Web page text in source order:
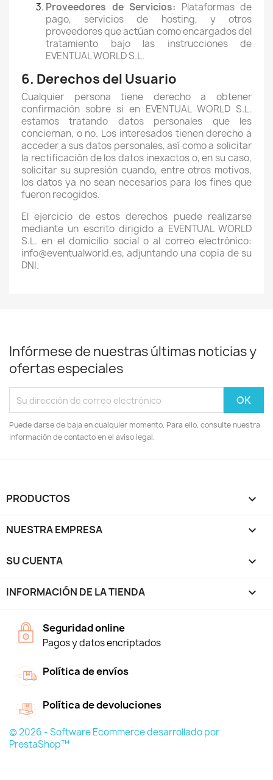
Proveedores de Servicios: Plataformas de
pago, servicios de hosting, y otros
proveedores que actúan como encargados del
tratamiento bajo las instrucciones de
EVENTUAL WORLD S.L.
6. Derechos del Usuario
Cualquier persona tiene derecho a obtener
confirmación sobre si en EVENTUAL WORLD S.L.
estamos tratando datos personales que les
conciernan, o no. Los interesados tienen derecho a
acceder a sus datos personales, así como a solicitar
la rectificación de los datos inexactos o, en su caso,
solicitar su supresión cuando, entre otros motivos,
los datos ya no sean necesarios para los fines que
fueron recogidos.
El ejercicio de estos derechos puede realizarse
mediante un escrito dirigido a EVENTUAL WORLD
S.L. en el domicilio social o al correo electrónico:
info@eventualworld.es, adjuntando una copia de su
DNI.
Infórmese de nuestras últimas noticias y
ofertas especiales
Puede darse de baja en cualquier momento. Para ello, consulte nuestra
información de contacto en el aviso legal.
PRODUCTOS 
NUESTRA EMPRESA 
SU CUENTA 
INFORMACIÓN DE LA TIENDA keyboard_arrow_down
Seguridad online
Pagos y datos encriptados
Política de envíos
Política de devoluciones
© 2026 - Software Ecommerce desarrollado por
PrestaShop™